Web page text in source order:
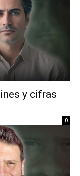
y cifras
0